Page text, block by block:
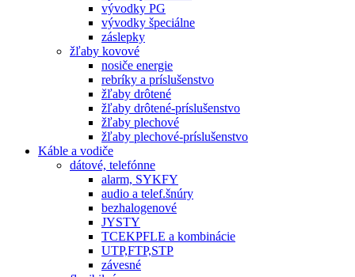
vývodky PG
vývodky špeciálne
záslepky
žľaby kovové
nosiče energie
rebríky a príslušenstvo
žľaby drôtené
žľaby drôtené-príslušenstvo
žľaby plechové
žľaby plechové-príslušenstvo
Káble a vodiče
dátové, telefónne
alarm, SYKFY
audio a telef.šnúry
bezhalogenové
JYSTY
TCEKPFLE a kombinácie
UTP,FTP,STP
závesné